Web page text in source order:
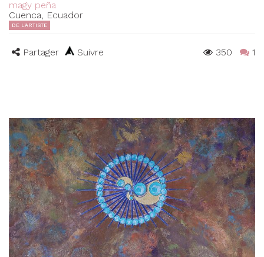
magy peña
Cuenca, Ecuador
DE L'ARTISTE
Partager Suivre 350 1